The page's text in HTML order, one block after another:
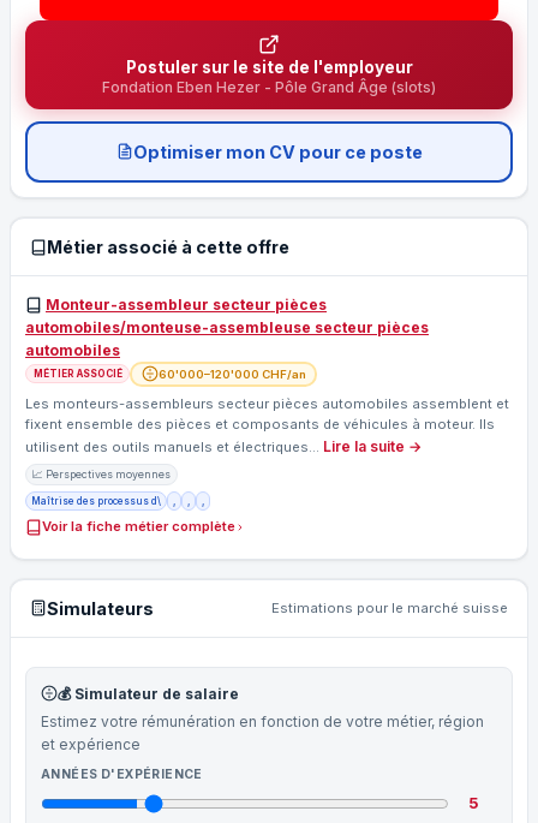
Postuler sur le site de l'employeur
Fondation Eben Hezer - Pôle Grand Âge (slots)
Optimiser mon CV pour ce poste
Métier associé à cette offre
Monteur-assembleur secteur pièces
automobiles/monteuse-assembleuse secteur pièces
automobiles
MÉTIER ASSOCIÉ 60'000–120'000 CHF/an
Les monteurs-assembleurs secteur pièces automobiles assemblent et
fixent ensemble des pièces et composants de véhicules à moteur. Ils
utilisent des outils manuels et électriques… Lire la suite →
📈 Perspectives moyennes
Maîtrise des processus d\ , , ,
Voir la fiche métier complète
Simulateurs Estimations pour le marché suisse
💰 Simulateur de salaire
Estimez votre rémunération en fonction de votre métier, région
et expérience
ANNÉES D'EXPÉRIENCE
5